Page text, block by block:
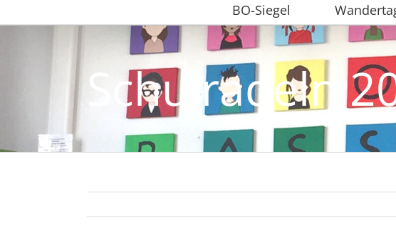
BO-Siegel
Schulradeln